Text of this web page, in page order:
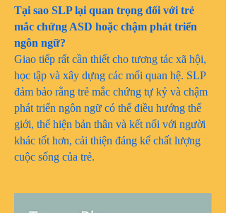
Tại sao SLP lại quan trọng đối với trẻ
mắc chứng ASD hoặc chậm phát triển
ngôn ngữ?
Giao tiếp rất cần thiết cho tương tác xã hội,
học tập và xây dựng các mối quan hệ. SLP
đảm bảo rằng trẻ mắc chứng tự kỷ và chậm
phát triển ngôn ngữ có thể điều hướng thế
giới, thể hiện bản thân và kết nối với người
khác tốt hơn, cải thiện đáng kể chất lượng
cuộc sống của trẻ.